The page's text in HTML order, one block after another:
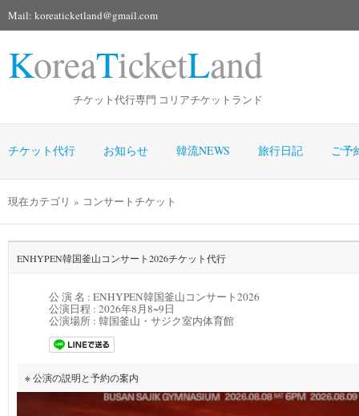
Mail: koreaticketland@gmail.com
KoreaTicketLand
チケット代行専門 コリアチケットランド
チケット代行 お知らせ 韓流NEWS 旅行日記 ご予
現在カテゴリ » コンサートチケット
ENHYPEN韓国釜山コンサート2026チケット代行
公 演 名 : ENHYPEN韓国釜山コンサート2026
公演日程 : 2026年8月8~9日
公演場所 : 韓国釜山・サジク室内体育館
※ 公演の説明と予約の案内